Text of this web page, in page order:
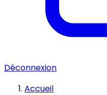
Déconnexion
Accueil